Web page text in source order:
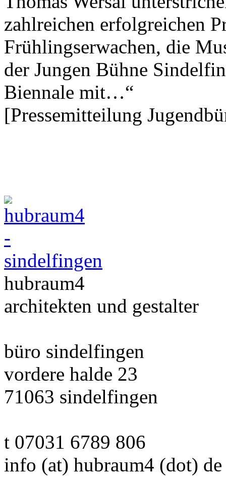
zahlreichen erfolgreichen
Frühlingserwachen, die
der Jungen Bühne
Biennale mit…“
[Pressemitteilung
hubraum4
architekten und gestalter
büro sindelfingen
vordere halde 23
71063 sindelfingen
t 07031 6789 806
info (at) hubraum4 (dot) de